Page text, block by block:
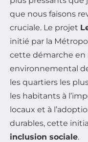
que nous faisons
cruciale. Le projet
initié par la
cette démarche en
environnemental
les quartiers les
les habitants à
locaux et à
durables, cette
inclusion sociale.